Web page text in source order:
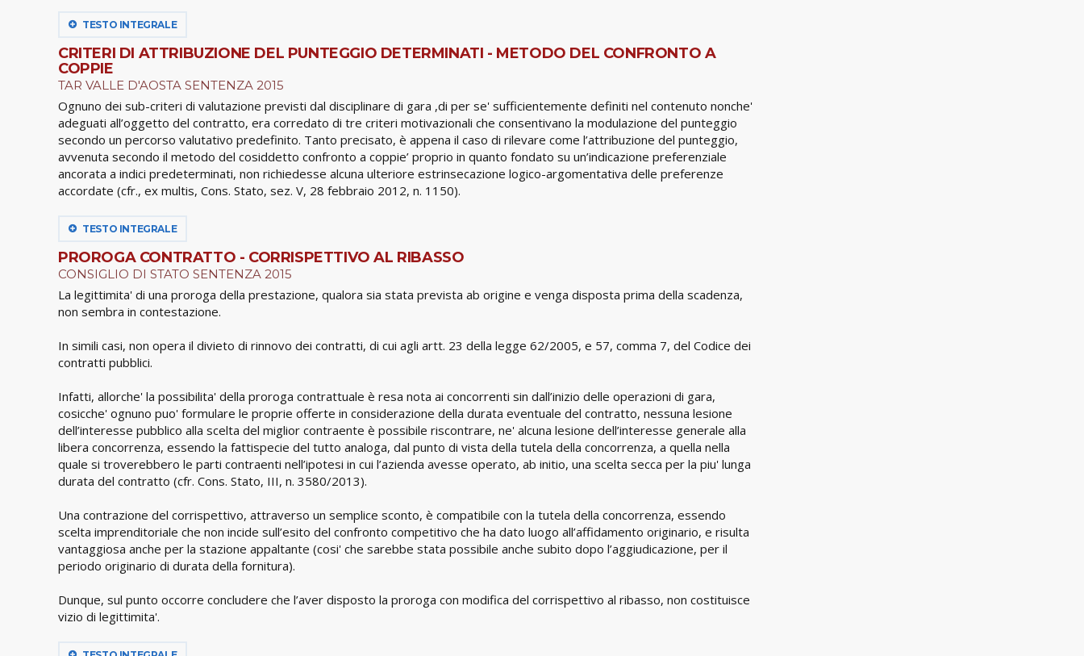
TESTO INTEGRALE
CRITERI DI ATTRIBUZIONE DEL PUNTEGGIO DETERMINATI - METODO DEL CONFRONTO A
COPPIE
TAR VALLE D'AOSTA SENTENZA 2015
Ognuno dei sub-criteri di valutazione previsti dal disciplinare di gara ,di per se' sufficientemente definiti nel contenuto nonche'
adeguati all’oggetto del contratto, era corredato di tre criteri motivazionali che consentivano la modulazione del punteggio
secondo un percorso valutativo predefinito. Tanto precisato, è appena il caso di rilevare come l’attribuzione del punteggio,
avvenuta secondo il metodo del cosiddetto confronto a coppie’ proprio in quanto fondato su un’indicazione preferenziale
ancorata a indici predeterminati, non richiedesse alcuna ulteriore estrinsecazione logico-argomentativa delle preferenze
accordate (cfr., ex multis, Cons. Stato, sez. V, 28 febbraio 2012, n. 1150).
TESTO INTEGRALE
PROROGA CONTRATTO - CORRISPETTIVO AL RIBASSO
CONSIGLIO DI STATO SENTENZA 2015
La legittimita' di una proroga della prestazione, qualora sia stata prevista ab origine e venga disposta prima della scadenza,
non sembra in contestazione.
In simili casi, non opera il divieto di rinnovo dei contratti, di cui agli artt. 23 della legge 62/2005, e 57, comma 7, del Codice dei
contratti pubblici.
Infatti, allorche' la possibilita' della proroga contrattuale è resa nota ai concorrenti sin dall’inizio delle operazioni di gara,
cosicche' ognuno puo' formulare le proprie offerte in considerazione della durata eventuale del contratto, nessuna lesione
dell’interesse pubblico alla scelta del miglior contraente è possibile riscontrare, ne' alcuna lesione dell’interesse generale alla
libera concorrenza, essendo la fattispecie del tutto analoga, dal punto di vista della tutela della concorrenza, a quella nella
quale si troverebbero le parti contraenti nell’ipotesi in cui l’azienda avesse operato, ab initio, una scelta secca per la piu' lunga
durata del contratto (cfr. Cons. Stato, III, n. 3580/2013).
Una contrazione del corrispettivo, attraverso un semplice sconto, è compatibile con la tutela della concorrenza, essendo
scelta imprenditoriale che non incide sull’esito del confronto competitivo che ha dato luogo all’affidamento originario, e risulta
vantaggiosa anche per la stazione appaltante (cosi' che sarebbe stata possibile anche subito dopo l’aggiudicazione, per il
periodo originario di durata della fornitura).
Dunque, sul punto occorre concludere che l’aver disposto la proroga con modifica del corrispettivo al ribasso, non costituisce
vizio di legittimita'.